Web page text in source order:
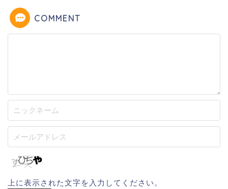
COMMENT
上に表示された文字を入力してください。